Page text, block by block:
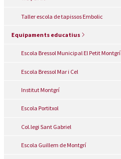
Taller escola de tapissos Embolic
Equipaments educatius
Escola Bressol Municipal El Petit Montgrí
Escola Bressol Mar i Cel
Institut Montgrí
Escola Portitxol
Col.legi Sant Gabriel
Escola Guillem de Montgrí